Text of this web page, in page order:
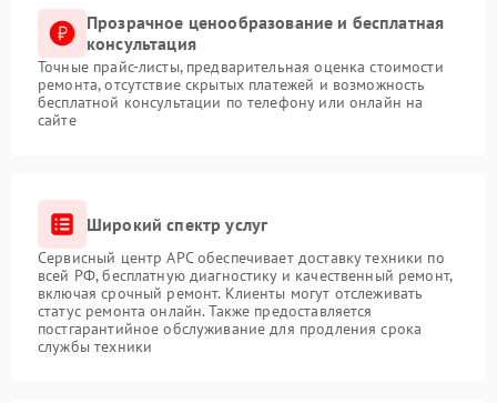
Прозрачное ценообразование и бесплатная
консультация
Точные прайс-листы, предварительная оценка стоимости
ремонта, отсутствие скрытых платежей и возможность
бесплатной консультации по телефону или онлайн на
сайте
Широкий спектр услуг
Сервисный центр APC обеспечивает доставку техники по
всей РФ, бесплатную диагностику и качественный ремонт,
включая срочный ремонт. Клиенты могут отслеживать
статус ремонта онлайн. Также предоставляется
постгарантийное обслуживание для продления срока
службы техники